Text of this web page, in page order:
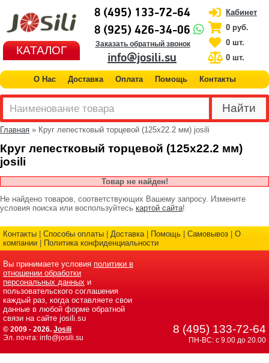
КАТАЛОГ
8 (495) 133-72-64
8 (925) 426-34-06
Заказать обратный звонок
info@josili.su
Кабинет
0 руб.
0 шт.
0 шт.
О Нас Доставка Оплата Помощь Контакты
Главная » Круг лепестковый торцевой (125х22.2 мм) josili
Круг лепестковый торцевой (125х22.2 мм)
josili
Товар не найден!
Не найдено товаров, соответствующих Вашему запросу. Измените
условия поиска или воспользуйтесь картой сайта!
Контакты Способы оплаты Доставка| Помощь Самовывоз
О
компании
Политика конфиденциальности
Вы принимаете условия политики в
отношении обработки
персональных данных и
пользовательского соглашения
каждый раз, когда оставляете свои
данные в любой форме обратной
связи на сайте josili.su
© 2009 - 2026. Josili
Эл. почта: info@josili.su
8 (495) 133-72-64
ПН-ВС: с 9.00 до 20.00